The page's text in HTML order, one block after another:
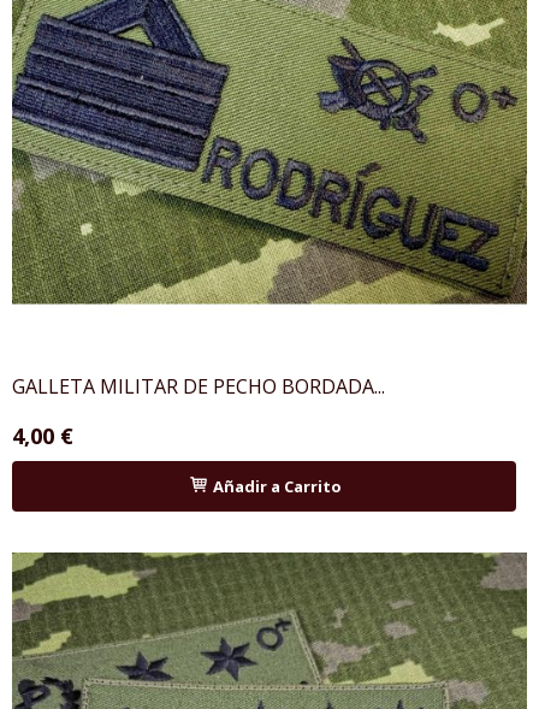
GALLETA MILITAR DE PECHO BORDADA...
4,00 €
Añadir a Carrito